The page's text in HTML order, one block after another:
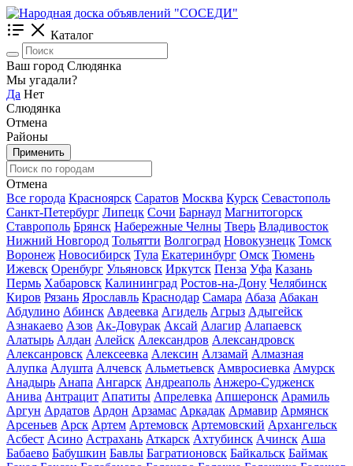
Каталог
Ваш город Слюдянка
Мы угадали?
Да Нет
Слюдянка
Отмена
Районы
Применить
Отмена
Все города Красноярск Саратов Москва Курск Севастополь
Санкт-Петербург Липецк Сочи Барнаул Магнитогорск
Ставрополь Брянск Набережные Челны Тверь Владивосток
Нижний Новгород Тольятти Волгоград Новокузнецк Томск
Воронеж Новосибирск Тула Екатеринбург Омск Тюмень
Ижевск Оренбург Ульяновск Иркутск Пенза Уфа Казань
Пермь Хабаровск Калининград Ростов-на-Дону Челябинск
Киров Рязань Ярославль Краснодар Самара Абаза Абакан
Абдулино Абинск Авдеевка Агидель Агрыз Адыгейск
Азнакаево Азов Ак-Довурак Аксай Алагир Алапаевск
Алатырь Алдан Алейск Александров Александровск
Алексанровск Алексеевка Алексин Алзамай Алмазная
Алупка Алушта Алчевск Альметьевск Амвросиевка Амурск
Анадырь Анапа Ангарск Андреаполь Анжеро-Судженск
Анива Антрацит Апатиты Апрелевка Апшеронск Арамиль
Аргун Ардатов Ардон Арзамас Аркадак Армавир Армянск
Арсеньев Арск Артем Артемовск Артемовский Архангельск
Асбест Асино Астрахань Аткарск Ахтубинск Ачинск Аша
Бабаево Бабушкин Бавлы Багратионовск Байкальск Баймак